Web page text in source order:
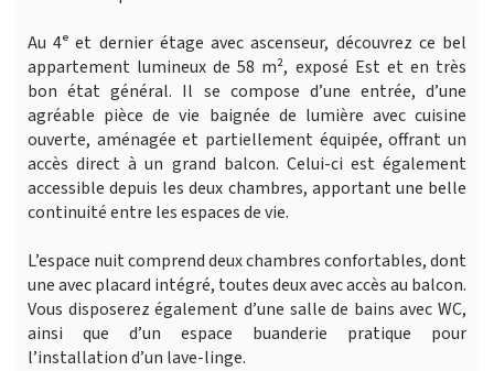
Au 4ᵉ et dernier étage avec ascenseur, découvrez ce bel
appartement lumineux de 58 m², exposé Est et en très
bon état général. Il se compose d’une entrée, d’une
agréable pièce de vie baignée de lumière avec cuisine
ouverte, aménagée et partiellement équipée, offrant un
accès direct à un grand balcon. Celui-ci est également
accessible depuis les deux chambres, apportant une belle
continuité entre les espaces de vie.
L’espace nuit comprend deux chambres confortables, dont
une avec placard intégré, toutes deux avec accès au balcon.
Vous disposerez également d’une salle de bains avec WC,
ainsi que d’un espace buanderie pratique pour
l’installation d’un lave-linge.